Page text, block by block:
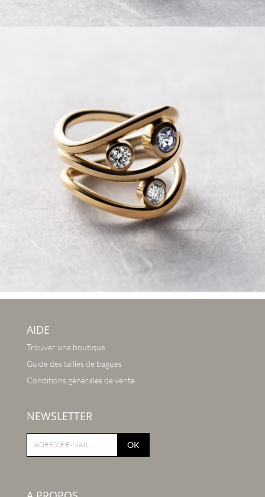
AIDE
Trouver une boutique
Guide des tailles de bagues
Conditions générales de vente
NEWSLETTER
OK